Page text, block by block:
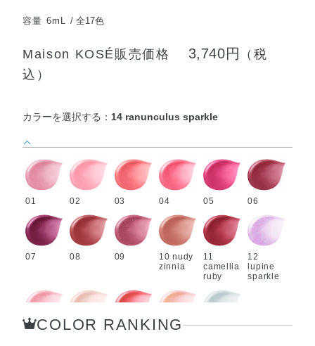
容量 6mL 全17色
Maison KOSÉ販売価格 3,740円
（税
込）
カラーを選択する： 14 ranunculus sparkle
01 02 03 04 05 06
07 08 09
10 nudy
zinnia
11
camellia
ruby
12
lupine
sparkle
13
14
15
114
COLOR RANKING